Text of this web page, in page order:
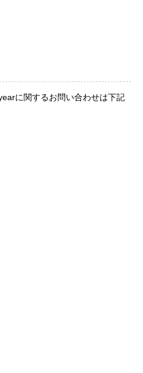
に関するお問い合わせは下記